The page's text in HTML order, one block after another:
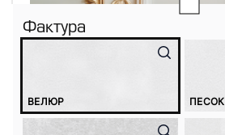
Фактура
ВЕЛЮР ПЕСОК